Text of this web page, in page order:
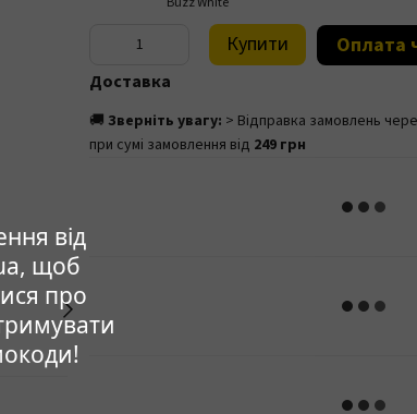
від
щоб
про
Купити Оплата
Доставка
🚚 Зверніть увагу: > Відправка замовлень
при сумі замовлення від 249 грн